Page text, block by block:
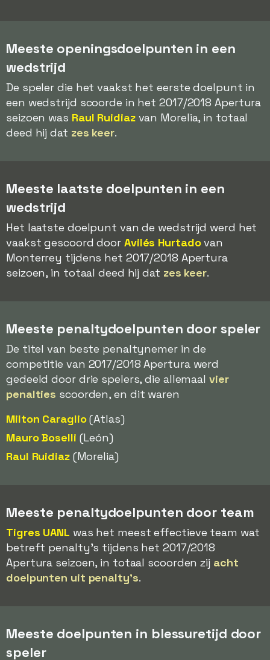
Meeste openingsdoelpunten in een
wedstrijd
De speler die het vaakst het eerste doelpunt in
een wedstrijd scoorde in het 2017/2018 Apertura
seizoen was Raul Ruidiazvan Morelia, in totaal
deed hij dat zes keer.
Meeste laatste doelpunten in een
wedstrijd
Het laatste doelpunt van de wedstrijd werd het
vaakst gescoord door Avilés Hurtadovan
Monterrey tijdens het 2017/2018 Apertura
seizoen, in totaal deed hij dat zes keer.
Meeste penaltydoelpunten door speler
De titel van beste penaltynemer in de
competitie van 2017/2018 Apertura werd
gedeeld door drie spelers, die allemaal vier
penalties scoorden, en dit waren
Milton Caraglio(Atlas)
Mauro Boselli (León)
Raul Ruidiaz(Morelia)
Meeste penaltydoelpunten door team
Tigres UANL was het meest effectieve team wat
betreft penalty's tijdens het 2017/2018
Apertura seizoen, in totaal scoorden zij acht
doelpunten uit penalty's.
Meeste doelpunten in blessuretijd door
speler